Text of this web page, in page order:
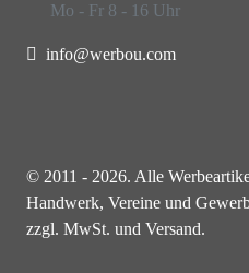
Mo - Fr 8 - 16 Uhr
info@werbou.com
© 2011 - 2026. Alle
Handwerk, Vereine und
zzgl. MwSt. und Versand.